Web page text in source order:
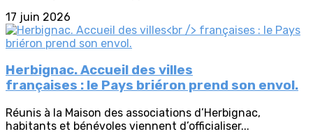
17 juin 2026
Herbignac. Accueil des villes
françaises : le Pays briéron prend son envol.
Réunis à la Maison des associations d’Herbignac,
habitants et bénévoles viennent d’officialiser...